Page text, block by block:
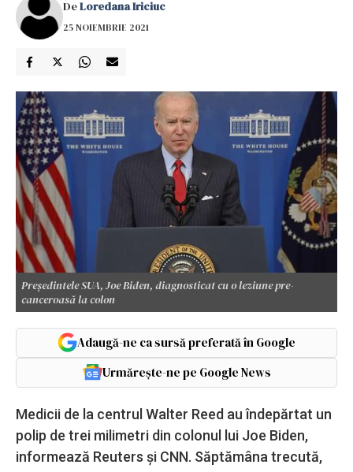
DeLoredana Iriciuc
25 NOIEMBRIE 2021
Preşedintele SUA, Joe Biden, diagnosticat cu o leziune pre-
canceroasă la colon
Adaugă-ne ca sursă preferată în Google
Urmărește-ne pe Google News
Medicii de la centrul Walter Reed au îndepărtat un
polip de trei milimetri din colonul lui Joe Biden,
informează Reuters şi CNN. Săptămâna trecută,